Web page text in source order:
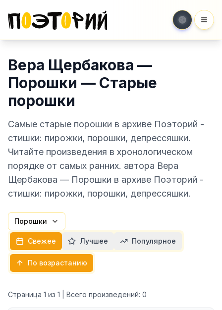
Вера Щербакова —
Порошки — Старые
порошки
Самые старые порошки в архиве Поэторий -
стишки: пирожки, порошки, депрессяшки.
Читайте произведения в хронологическом
порядке от самых ранних. автора Вера
Щербакова — Порошки в архиве Поэторий -
стишки: пирожки, порошки, депрессяшки.
Порошки
Свежее Лучшее Популярное
По возрастанию
Страница 1 из 1 | Всего произведений: 0